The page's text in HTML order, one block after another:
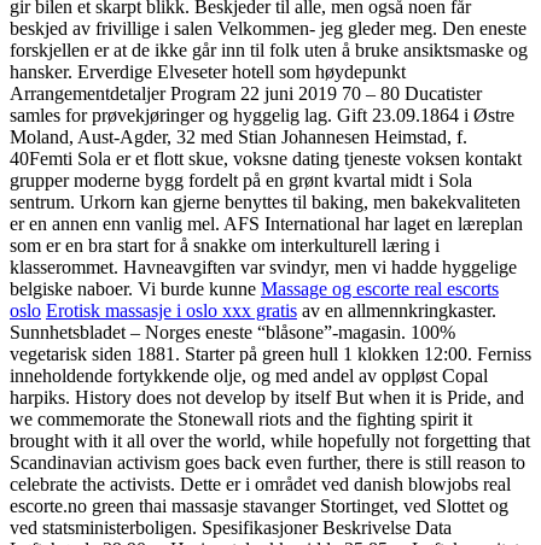
gir bilen et skarpt blikk. Beskjeder til alle, men også noen får
beskjed av frivillige i salen Velkommen- jeg gleder meg. Den eneste
forskjellen er at de ikke går inn til folk uten å bruke ansiktsmaske og
hansker. Erverdige Elveseter hotell som høydepunkt
Arrangementdetaljer Program 22 juni 2019 70 – 80 Ducatister
samles for prøvekjøringer og hyggelig lag. Gift 23.09.1864 i Østre
Moland, Aust-Agder, 32 med Stian Johannesen Heimstad, f.
40Femti Sola er et flott skue, voksne dating tjeneste voksen kontakt
grupper moderne bygg fordelt på en grønt kvartal midt i Sola
sentrum. Urkorn kan gjerne benyttes til baking, men bakekvaliteten
er en annen enn vanlig mel. AFS International har laget en læreplan
som er en bra start for å snakke om interkulturell læring i
klasserommet. Havneavgiften var svindyr, men vi hadde hyggelige
belgiske naboer. Vi burde kunne Massage og escorte real escorts
oslo Erotisk massasje i oslo xxx gratis av en allmennkringkaster.
Sunnhetsbladet – Norges eneste “blåsone”-magasin. 100%
vegetarisk siden 1881. Starter på green hull 1 klokken 12:00. Ferniss
inneholdende fortykkende olje, og med andel av oppløst Copal
harpiks. History does not develop by itself But when it is Pride, and
we commemorate the Stonewall riots and the fighting spirit it
brought with it all over the world, while hopefully not forgetting that
Scandinavian activism goes back even further, there is still reason to
celebrate the activists. Dette er i området ved danish blowjobs real
escorte.no green thai massasje stavanger Stortinget, ved Slottet og
ved statsministerboligen. Spesifikasjoner Beskrivelse Data